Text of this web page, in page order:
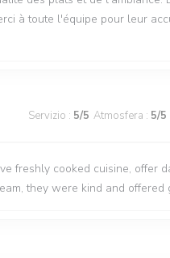
à toute l'équipe pour leur
Servizio : 5/5 Atmosfera : 5/5
freshly cooked cuisine, offer
they were kind and offered